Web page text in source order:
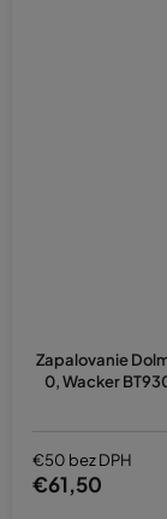
Zapalovanie
0, Wacker
€50 bez DPH
€61,50